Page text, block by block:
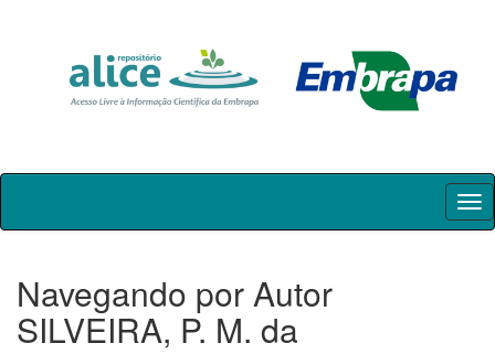
Skip
Navegando por Autor
SILVEIRA, P. M. da